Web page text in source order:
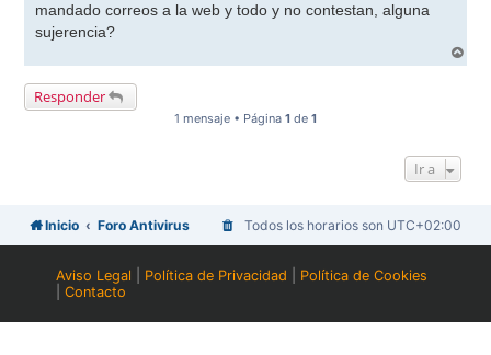
mandado correos a la web y todo y no contestan, alguna
sujerencia?
r
Responder
1 mensaje • Página 1 de 1
Ir a
Inicio Foro Antivirus Todos los horarios son UTC+02:00
Aviso Legal Política de Privacidad
Política de Cookies
|Contacto